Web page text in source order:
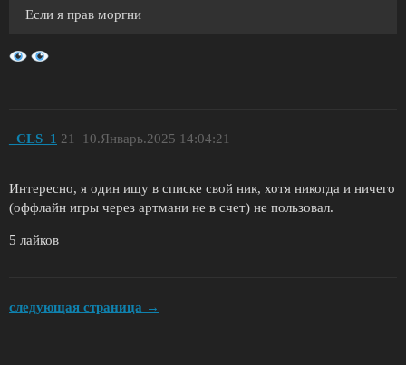
Если я прав моргни
_CLS_1 10.Январь.2025 14:04:21
21
Интересно, я один ищу в списке свой ник, хотя никогда и ничего
(оффлайн игры через артмани не в счет) не пользовал.
5 лайков
следующая страница →